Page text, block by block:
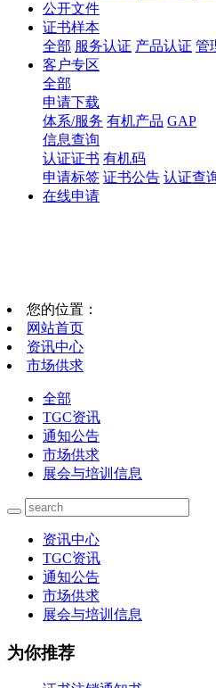
公开文件
证书样本
全部 服务认证 产品认证 管
客户专区
全部
申请下载
体系/服务 有机产品 GAP
信息查询
认证证书 有机码
申请标签 证书公告 认证查
在线申请
您的位置：
网站首页
资讯中心
市场供求
全部
TGC资讯
通知公告
市场供求
展会与培训信息
资讯中心
TGC资讯
通知公告
市场供求
展会与培训信息
为你推荐